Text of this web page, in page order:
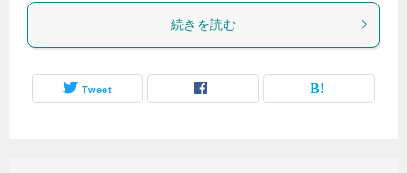
続きを読む
Tweet